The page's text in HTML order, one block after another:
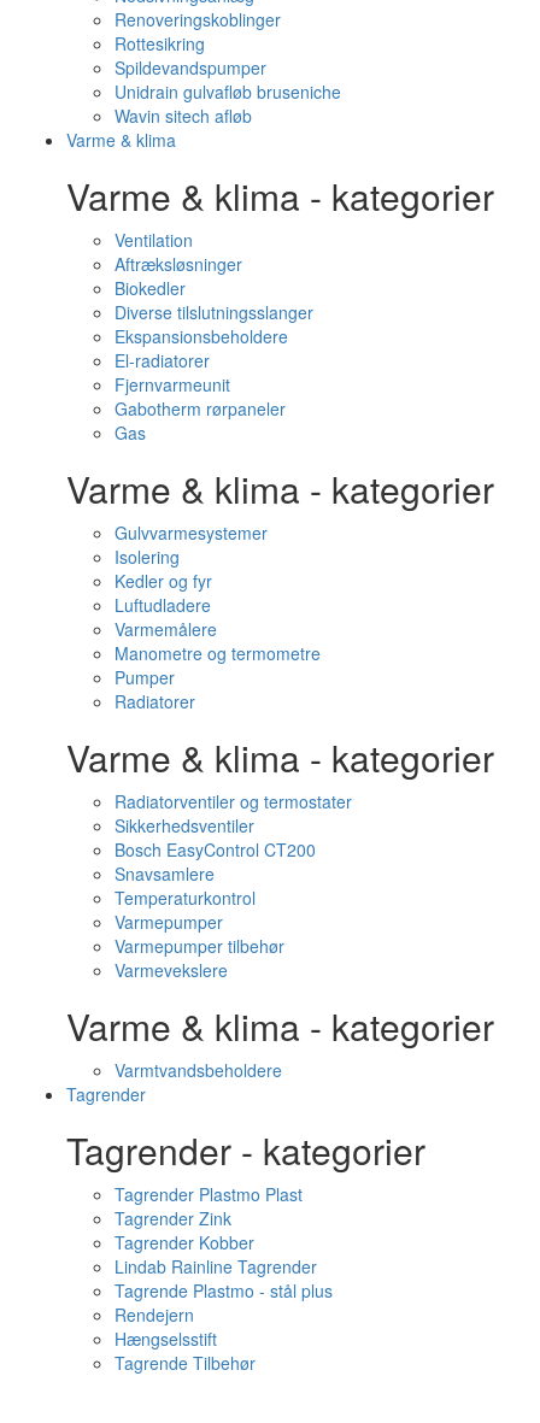
Renoveringskoblinger
Rottesikring
Spildevandspumper
Unidrain gulvafløb bruseniche
Wavin sitech afløb
Varme & klima
Varme & klima - kategorier
Ventilation
Aftræksløsninger
Biokedler
Diverse tilslutningsslanger
Ekspansionsbeholdere
El-radiatorer
Fjernvarmeunit
Gabotherm rørpaneler
Gas
Varme & klima - kategorier
Gulvvarmesystemer
Isolering
Kedler og fyr
Luftudladere
Varmemålere
Manometre og termometre
Pumper
Radiatorer
Varme & klima - kategorier
Radiatorventiler og termostater
Sikkerhedsventiler
Bosch EasyControl CT200
Snavsamlere
Temperaturkontrol
Varmepumper
Varmepumper tilbehør
Varmevekslere
Varme & klima - kategorier
Varmtvandsbeholdere
Tagrender
Tagrender - kategorier
Tagrender Plastmo Plast
Tagrender Zink
Tagrender Kobber
Lindab Rainline Tagrender
Tagrende Plastmo - stål plus
Rendejern
Hængselsstift
Tagrende Tilbehør